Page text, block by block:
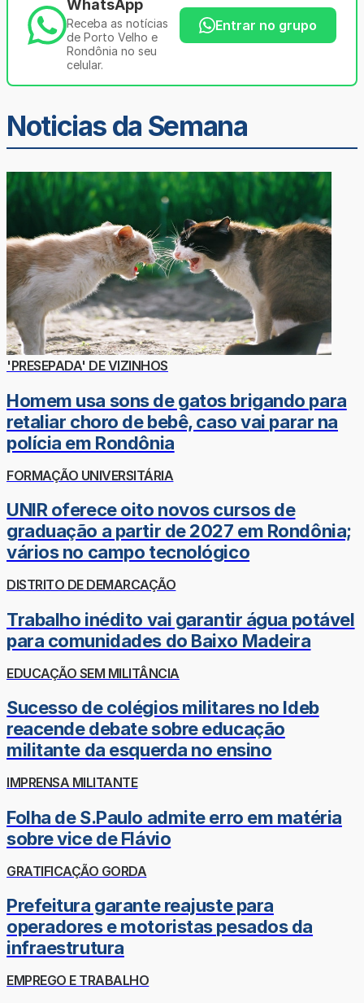
WhatsApp
Receba as notícias
de Porto Velho e
Rondônia no seu
celular.
Entrar no grupo
Noticias da Semana
'PRESEPADA' DE VIZINHOS
Homem usa sons de gatos brigando para
retaliar choro de bebê, caso vai parar na
polícia em Rondônia
FORMAÇÃO UNIVERSITÁRIA
UNIR oferece oito novos cursos de
graduação a partir de 2027 em Rondônia;
vários no campo tecnológico
DISTRITO DE DEMARCAÇÃO
Trabalho inédito vai garantir água potável
para comunidades do Baixo Madeira
EDUCAÇÃO SEM MILITÂNCIA
Sucesso de colégios militares no Ideb
reacende debate sobre educação
militante da esquerda no ensino
IMPRENSA MILITANTE
Folha de S.Paulo admite erro em matéria
sobre vice de Flávio
GRATIFICAÇÃO GORDA
Prefeitura garante reajuste para
operadores e motoristas pesados da
infraestrutura
EMPREGO E TRABALHO